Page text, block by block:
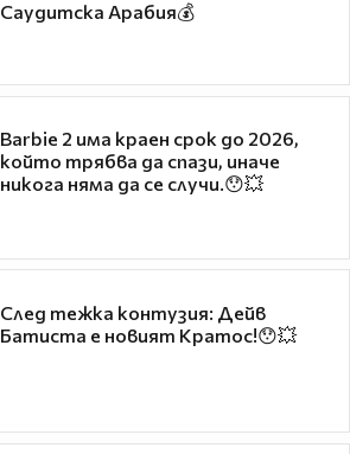
Саудитска Арабия💰
Barbie 2 има краен срок до 2026,
който трябва да спази, иначе
никога няма да се случи.😯💥
След тежка контузия: Дейв
Батиста е новият Кратос!😯💥